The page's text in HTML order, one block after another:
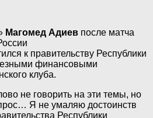
Магомед Адиев после матча
к правительству Республики
финансовыми
клуба.
не говорить на эти темы, но
Я не умаляю достоинств
Республики